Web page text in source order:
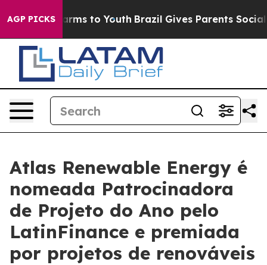
AGP PICKS
Harms to Youth Brazil Gives Parents Social
Atlas Renewable Energy é
nomeada Patrocinadora
de Projeto do Ano pelo
LatinFinance e premiada
por projetos de renováveis